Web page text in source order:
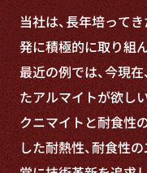
当社は、長年培って
発に積極的に取り組
最近の例では、今現
たアルマイトが欲し
クニマイトと耐食性
した耐熱性、耐食性